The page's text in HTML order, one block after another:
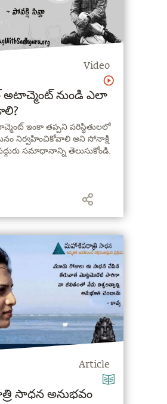
Video
నిర్వహించికోవాలి అని సోనాక్షి
సమాధానాన్ని తెలుసుకోండి.
Article
సాధన అనుభవం